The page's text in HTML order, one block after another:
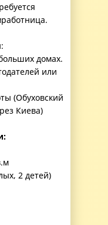
домах.
или
(Обуховский
Киева)
2 детей)